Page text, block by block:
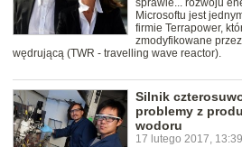
sprawie... rozwoju
Microsoftu jest
firmie Terrapower,
zmodyfikowane
wędrującą (TWR - travelling wave reactor).
Silnik
problemy z
wodoru
17 lutego 2017, 13:39